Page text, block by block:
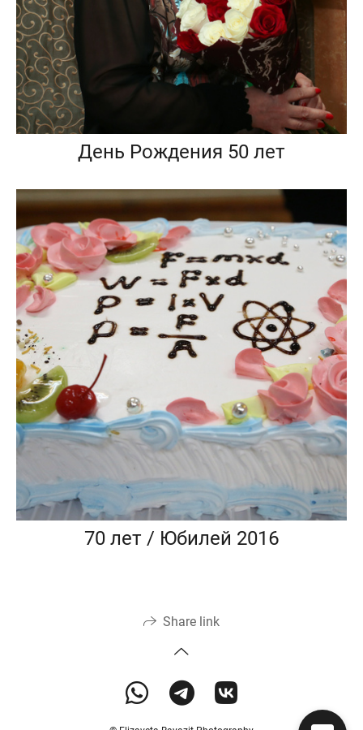
День Рождения 50 лет
70 лет / Юбилей 2016
Share link